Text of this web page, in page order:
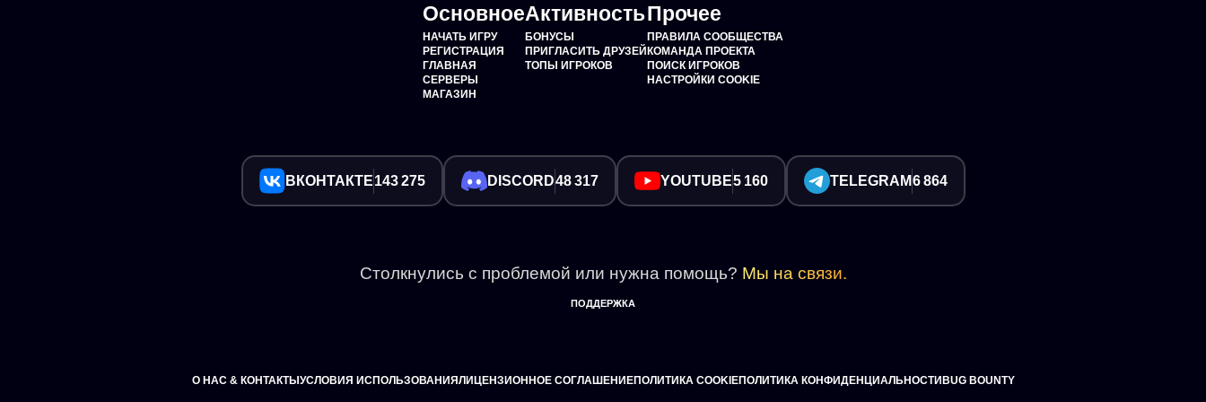
Основное
НАЧАТЬ ИГРУ
РЕГИСТРАЦИЯ
ГЛАВНАЯ
СЕРВЕРЫ
МАГАЗИН
Активность
БОНУСЫ
ПРИГЛАСИТЬ ДРУЗЕЙ
ТОПЫ ИГРОКОВ
Прочее
ПРАВИЛА СООБЩЕСТВА
КОМАНДА ПРОЕКТА
ПОИСК ИГРОКОВ
НАСТРОЙКИ COOKIE
ВКОНТАКТЕ143 275 DISCORD48 317 YOUTUBE5 160 TELEGRAM6 864
Столкнулись с проблемой или нужна помощь? Мы на связи.
ПОДДЕРЖКА
О НАС & КОНТАКТЫ УСЛОВИЯ ИСПОЛЬЗОВАНИЯ ЛИЦЕНЗИОННОЕ СОГЛАШЕНИЕПОЛИТИКА COOKIEПОЛИТИКА КОНФИДЕНЦИАЛЬНОСТИ BUG BOUNTY